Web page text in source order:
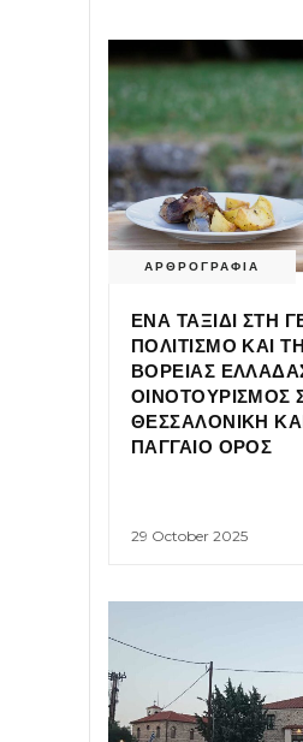
ΑΡΘΡΟΓΡΑΦΙΑ
ΕΝΑ ΤΑΞΙΔΙ ΣΤΗ
ΠΟΛΙΤΙΣΜΟ ΚΑΙ
ΒΟΡΕΙΑΣ
ΟΙΝΟΤΟΥΡΙΣΜΟΣ
ΘΕΣΣΑΛΟΝΙΚΗ
ΠΑΓΓΑΙΟ ΟΡΟΣ
29 October 2025